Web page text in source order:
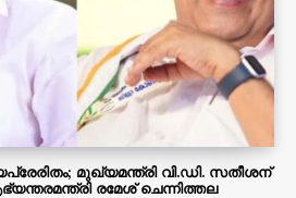
മുഖ്യമന്ത്രി വി.ഡി. സതീശന്
രമേശ് ചെന്നിത്തല